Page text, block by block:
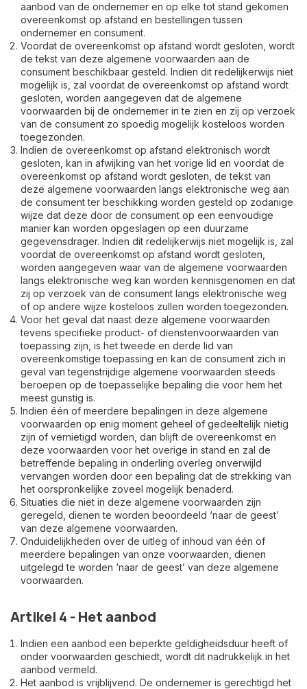
aanbod van de ondernemer en op elke tot stand gekomen
overeenkomst op afstand en bestellingen tussen
ondernemer en consument.
Voordat de overeenkomst op afstand wordt gesloten, wordt
de tekst van deze algemene voorwaarden aan de
consument beschikbaar gesteld. Indien dit redelijkerwijs niet
mogelijk is, zal voordat de overeenkomst op afstand wordt
gesloten, worden aangegeven dat de algemene
voorwaarden bij de ondernemer in te zien en zij op verzoek
van de consument zo spoedig mogelijk kosteloos worden
toegezonden.
Indien de overeenkomst op afstand elektronisch wordt
gesloten, kan in afwijking van het vorige lid en voordat de
overeenkomst op afstand wordt gesloten, de tekst van
deze algemene voorwaarden langs elektronische weg aan
de consument ter beschikking worden gesteld op zodanige
wijze dat deze door de consument op een eenvoudige
manier kan worden opgeslagen op een duurzame
gegevensdrager. Indien dit redelijkerwijs niet mogelijk is, zal
voordat de overeenkomst op afstand wordt gesloten,
worden aangegeven waar van de algemene voorwaarden
langs elektronische weg kan worden kennisgenomen en dat
zij op verzoek van de consument langs elektronische weg
of op andere wijze kosteloos zullen worden toegezonden.
Voor het geval dat naast deze algemene voorwaarden
tevens specifieke product- of dienstenvoorwaarden van
toepassing zijn, is het tweede en derde lid van
overeenkomstige toepassing en kan de consument zich in
geval van tegenstrijdige algemene voorwaarden steeds
beroepen op de toepasselijke bepaling die voor hem het
meest gunstig is.
Indien één of meerdere bepalingen in deze algemene
voorwaarden op enig moment geheel of gedeeltelijk nietig
zijn of vernietigd worden, dan blijft de overeenkomst en
deze voorwaarden voor het overige in stand en zal de
betreffende bepaling in onderling overleg onverwijld
vervangen worden door een bepaling dat de strekking van
het oorspronkelijke zoveel mogelijk benaderd.
Situaties die niet in deze algemene voorwaarden zijn
geregeld, dienen te worden beoordeeld ‘naar de geest’
van deze algemene voorwaarden.
Onduidelijkheden over de uitleg of inhoud van één of
meerdere bepalingen van onze voorwaarden, dienen
uitgelegd te worden ‘naar de geest’ van deze algemene
voorwaarden.
Artikel 4 - Het aanbod
Indien een aanbod een beperkte geldigheidsduur heeft of
onder voorwaarden geschiedt, wordt dit nadrukkelijk in het
aanbod vermeld.
Het aanbod is vrijblijvend. De ondernemer is gerechtigd het